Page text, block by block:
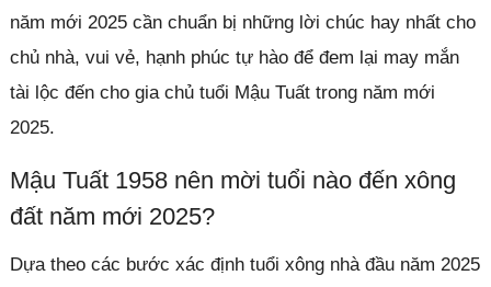
năm mới 2025 cần chuẩn bị những lời chúc hay nhất cho
chủ nhà, vui vẻ, hạnh phúc tự hào để đem lại may mắn
tài lộc đến cho gia chủ tuổi Mậu Tuất trong năm mới
2025.
Mậu Tuất 1958 nên mời tuổi nào đến xông
đất năm mới 2025?
Dựa theo các bước xác định tuổi xông nhà đầu năm 2025